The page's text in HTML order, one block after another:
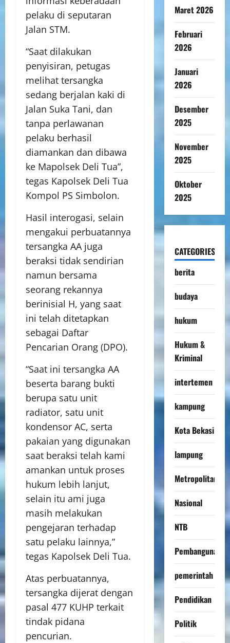
pelaku di seputaran
Jalan STM.
“Saat dilakukan
penyisiran, petugas
melihat tersangka
sedang berjalan kaki di
Jalan Suka Tani, dan
tanpa perlawanan
pelaku berhasil
diamankan dan dibawa
ke Mapolsek Deli Tua”,
tegas Kapolsek Deli Tua
Kompol PS Simbolon.
Hasil interogasi, selain
mengakui perbuatannya
tersangka AA juga
beraksi tidak sendirian
namun bersama
seorang rekannya
berinisial H, yang saat
ini telah ditetapkan
sebagai Daftar
Pencarian Orang (DPO).
“Saat ini tersangka AA
beserta barang bukti
berupa satu unit
radiator, satu unit
kondensor AC, serta
pakaian yang digunakan
saat beraksi telah kami
amankan untuk proses
hukum lebih lanjut,
selain itu ami juga
masih melakukan
pengejaran terhadap
satu pelaku lainnya,”
tegas Kapolsek Deli Tua.
Atas perbuatannya,
tersangka dijerat dengan
pasal 477 KUHP terkait
tindak pidana
pencurian.
Maret 2026
Februari
2026
Januari
2026
Desember
2025
November
2025
Oktober
2025
CATEGORIES
berita
budaya
hukum
Hukum &
Kriminal
intertemen
kampung
Kota Bekasi
lampung
Metropolitan
Nasional
NTB
Pembangunan
pemerintah
Pendidikan
Politik